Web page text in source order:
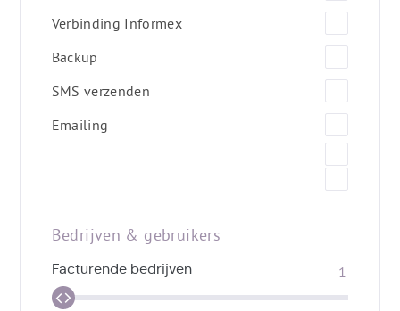
Verbinding Informex
Backup
SMS verzenden
Emailing
Bedrijven & gebruikers
Facturende bedrijven